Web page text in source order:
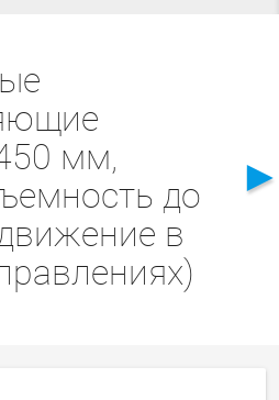
мм,
до
в